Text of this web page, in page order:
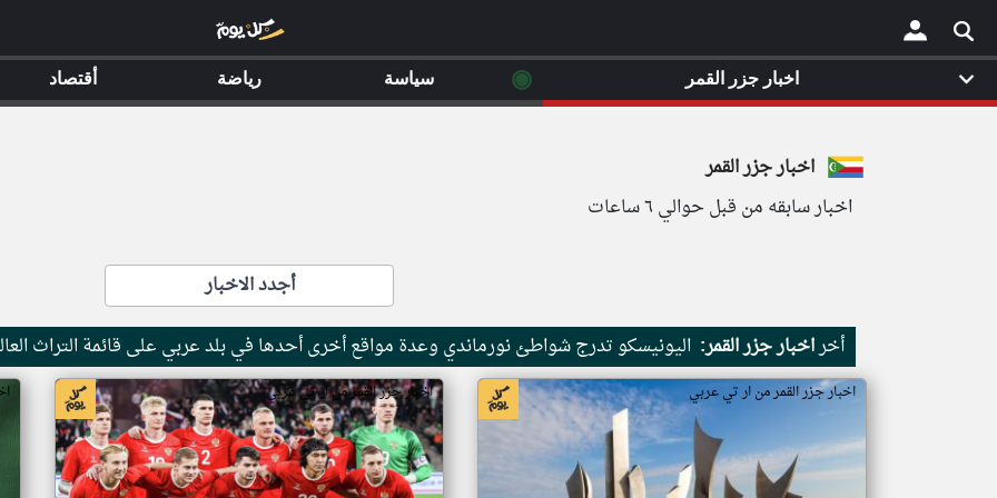
×
اخبار جزر القمر
اخبار سابقه من قبل حوالي ٦ ساعات
أجدد الاخبار
أخراخبار جزر القمر: اليونيسكو تدرج شواطئ نورماندي وعدة مواقع أخرى أحدها في بلد عربي على قائمة التراث
اخبار جزر القمر من ار تي عربي اخبار جزر القمر من ار تي عربي
اخبار جزر القمر ◉ سياسة رياضة أقتصاد